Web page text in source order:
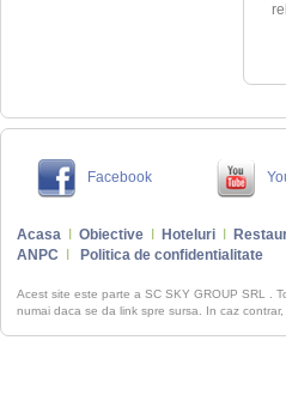
Facebook
Acasa Obiective Hoteluri
ANPC
Politica de confidentialitate
Acest site este parte a SC SKY GROUP SRL .
numai daca se da link spre sursa. In caz